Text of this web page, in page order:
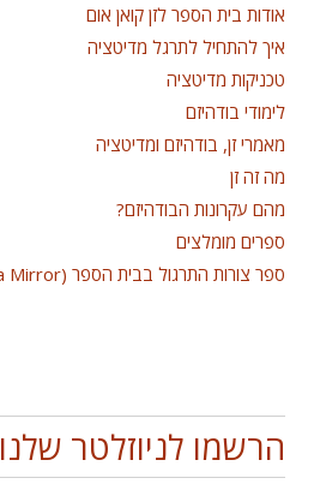
אודות בית הספר לזן קואן אום
איך להתחיל לתרגל מדיטציה
טכניקות מדיטציה
לימודי בודהיזם
מאמרי זן, בודהיזם ומדיטציה
מה זה זן
מהם עקרונות הבודהיזם?
ספרים מומלצים
ספר צורות התרגול בבית הספר (Dharma Mirror)
הרשמו לניוזלטר שלנו